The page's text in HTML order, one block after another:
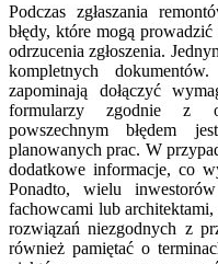
Podczas zgłaszania
błędy, które mogą
odrzucenia zgłoszenia.
kompletnych
zapominają dołączyć
formularzy zgodnie z
powszechnym błędem
planowanych prac. W
dodatkowe informacje, co
Ponadto, wielu
fachowcami lub
rozwiązań niezgodnych z
również pamiętać o